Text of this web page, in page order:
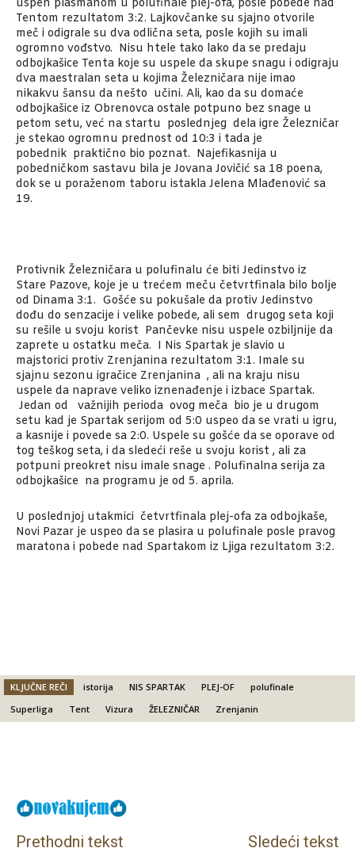
uspeh plasmanom u polufinale plej-ofa, posle pobede nad
Tentom rezultatom 3:2. Lajkovčanke su sjajno otvorile
meč i odigrale su dva odlična seta, posle kojih su imali
ogromno vođstvo. Nisu htele tako lako da se predaju
odbojkašice Tenta koje su uspele da skupe snagu i odigraju
dva maestralan seta u kojima Železničara nije imao
nikakvu šansu da nešto učini. Ali, kao da su domaće
odbojkašice iz Obrenovca ostale potpuno bez snage u
petom setu, već na startu poslednjeg dela igre Železničar
je stekao ogromnu prednost od 10:3 i tada je
pobednik praktično bio poznat. Najefikasnija u
pobedničkom sastavu bila je Jovana Jovičić sa 18 poena,
dok se u poraženom taboru istakla Jelena Mlađenović sa
19.
Protivnik Železničara u polufinalu će biti Jedinstvo iz
Stare Pazove, koje je u trećem meču četvrtfinala bilo bolje
od Dinama 3:1. Gošće su pokušale da protiv Jedinstvo
dođu do senzacije i velike pobede, ali sem drugog seta koji
su rešile u svoju korist Pančevke nisu uspele ozbiljnije da
zaprete u ostatku meča. I Nis Spartak je slavio u
majstorici protiv Zrenjanina rezultatom 3:1. Imale su
sjajnu sezonu igračice Zrenjanina , ali na kraju nisu
uspele da naprave veliko iznenađenje i izbace Spartak.
Jedan od važnijih perioda ovog meča bio je u drugom
setu kad je Spartak serijom od 5:0 uspeo da se vrati u igru,
a kasnije i povede sa 2:0. Uspele su gošće da se oporave od
tog teškog seta, i da sledeći reše u svoju korist , ali za
potpuni preokret nisu imale snage . Polufinalna serija za
odbojkašice na programu je od 5. aprila.
U poslednjoj utakmici četvrtfinala plej-ofa za odbojkaše,
Novi Pazar je uspeo da se plasira u polufinale posle pravog
maratona i pobede nad Spartakom iz Ljiga rezultatom 3:2.
KLJUČNE REČI istorija NIS SPARTAK PLEJ-OF
polufinale
Superliga
Tent Vizura ŽELEZNIČAR Zrenjanin
Prethodni tekst Sledeći tekst